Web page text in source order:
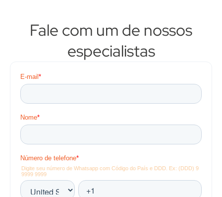
Fale com um de nossos
especialistas